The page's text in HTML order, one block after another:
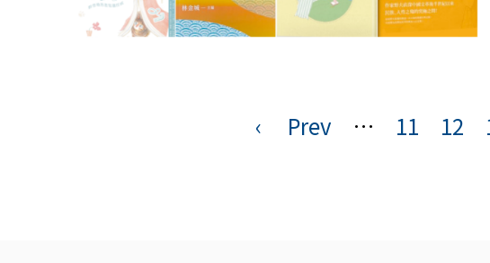
‹ Prev … 11 12